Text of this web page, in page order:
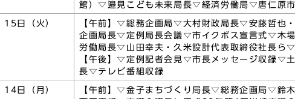
館）▽邉見こども未来局長▽経済労働局▽唐仁原
15日（火）
【午前】▽総務企画局▽大村財政局長▽安藤哲也
企画局長▽定例局長会議▽市イクボス宣言式▽木
労働局長▽山田幸夫・久米設計代表取締役社長ら
【午後】▽定例記者会見▽市長メッセージ収録▽
長▽テレビ番組収録
14日（月）
【午前】▽金子まちづくり局長▽総務企画局▽鈴